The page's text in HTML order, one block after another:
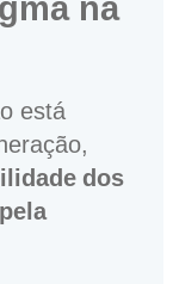
na
está
dos